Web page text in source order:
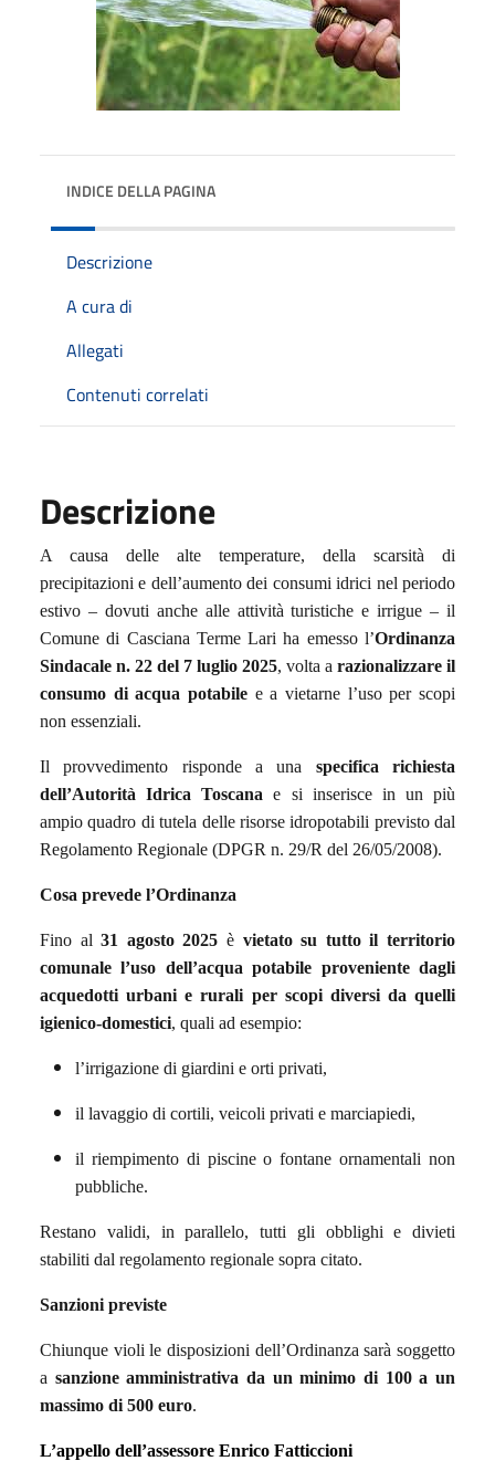
INDICE DELLA PAGINA
Descrizione
A cura di
Allegati
Contenuti correlati
Descrizione
A causa delle alte temperature, della scarsità di
precipitazioni e dell’aumento dei consumi idrici nel periodo
estivo – dovuti anche alle attività turistiche e irrigue – il
Comune di Casciana Terme Lari ha emesso l’Ordinanza
Sindacale n. 22 del 7 luglio 2025, volta a razionalizzare il
consumo di acqua potabile e a vietarne l’uso per scopi
non essenziali.
Il provvedimento risponde a una specifica richiesta
dell’Autorità Idrica Toscanae si inserisce in un più
ampio quadro di tutela delle risorse idropotabili previsto dal
Regolamento Regionale (DPGR n. 29/R del 26/05/2008).
Cosa prevede l’Ordinanza
Fino al31 agosto 2025 è vietato su tutto il territorio
comunale l’uso dell’acqua potabile proveniente dagli
acquedotti urbani e rurali per scopi diversi da quelli
igienico-domestici, quali ad esempio:
l’irrigazione di giardini e orti privati,
il lavaggio di cortili, veicoli privati e marciapiedi,
il riempimento di piscine o fontane ornamentali non
pubbliche.
Restano validi, in parallelo, tutti gli obblighi e divieti
stabiliti dal regolamento regionale sopra citato.
Sanzioni previste
Chiunque violi le disposizioni dell’Ordinanza sarà soggetto
a sanzione amministrativa da un minimo di 100 a un
massimo di 500 euro.
L’appello dell’assessore Enrico Fatticcioni